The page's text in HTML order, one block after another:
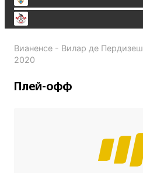
Вианенсе - Вилар де Пердизеш
2020
Плей-офф